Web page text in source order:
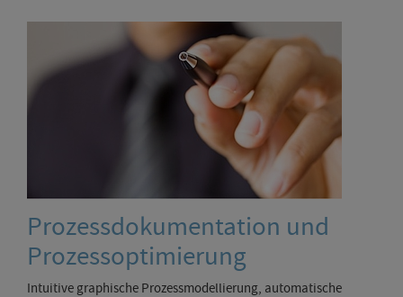
Prozessdokumentation und
Prozessoptimierung
Intuitive graphische Prozessmodellierung, automatische